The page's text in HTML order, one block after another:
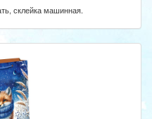
склейка машинная.